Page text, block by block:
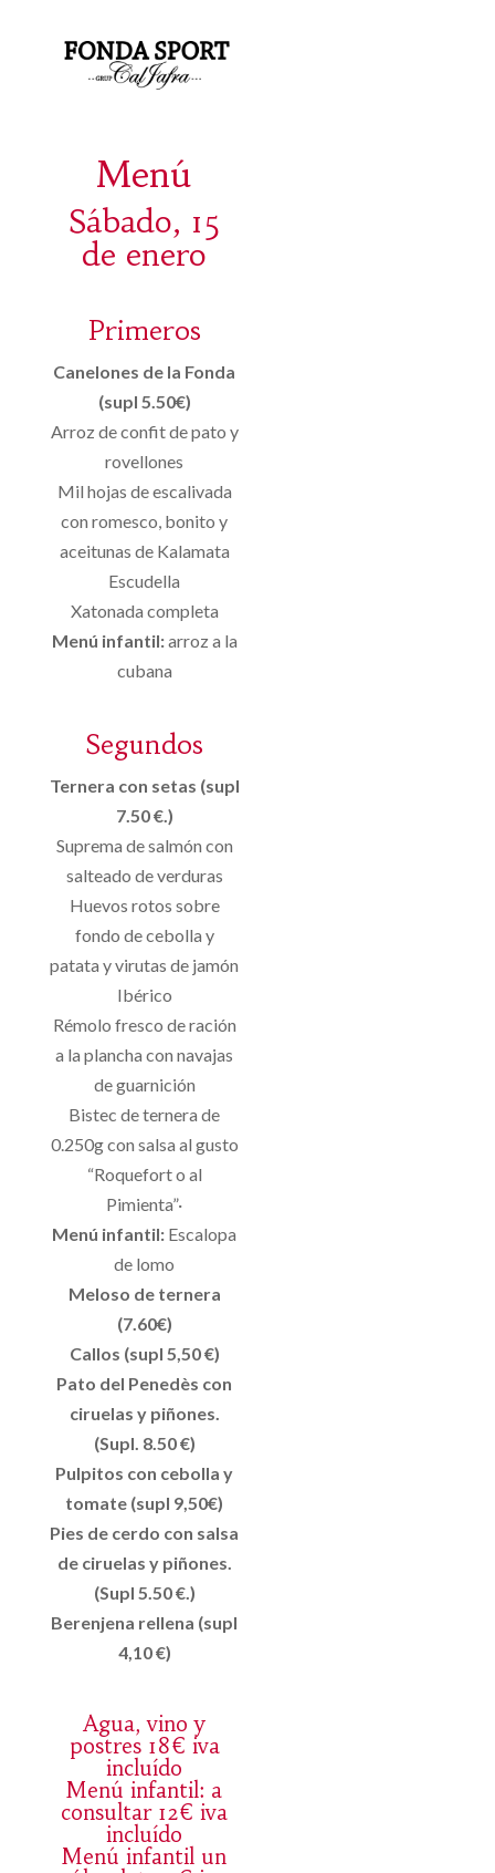
Menú
Sábado, 15
de enero
Primeros
Canelones de la Fonda
(supl 5.50€)
Arroz de confit de pato y
rovellones
Mil hojas de escalivada
con romesco, bonito y
aceitunas de Kalamata
Escudella
Xatonada completa
Menú infantil:arroz a la
cubana
Segundos
Ternera con setas (supl
7.50 €.)
Suprema de salmón con
salteado de verduras
Huevos rotos sobre
fondo de cebolla y
patata y virutas de jamón
Ibérico
Rémolo fresco de ración
a la plancha con navajas
de guarnición
Bistec de ternera de
0.250g con salsa al gusto
“Roquefort o al
Pimienta”·
Menú infantil: Escalopa
de lomo
Meloso de ternera
(7.60€)
Callos (supl 5,50 €)
Pato del Penedès con
ciruelas y piñones.
(Supl. 8.50 €)
Pulpitos con cebolla y
tomate (supl 9,50€)
Pies de cerdo con salsa
de ciruelas y piñones.
(Supl 5.50 €.)
Berenjena rellena (supl
4,10 €)
Agua, vino y
postres 18€ iva
incluído
Menú infantil: a
consultar 12€ iva
incluído
Menú infantil un